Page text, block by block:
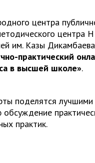
центра
им. Казы
практический
в высшей школе».
поделятся
практик.